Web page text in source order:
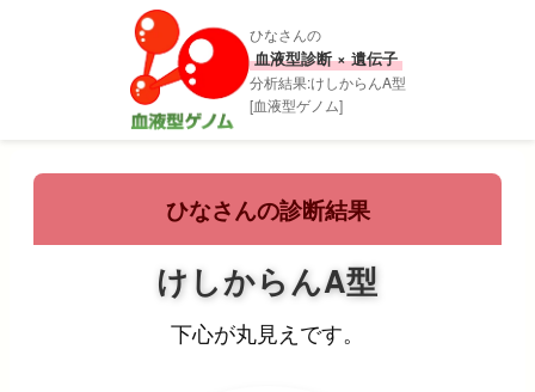
ひなさんの
血液型診断 × 遺伝子
分析結果:けしからんA型
[血液型ゲノム]
ひなさんの診断結果
けしからんA型
下心が丸見えです。